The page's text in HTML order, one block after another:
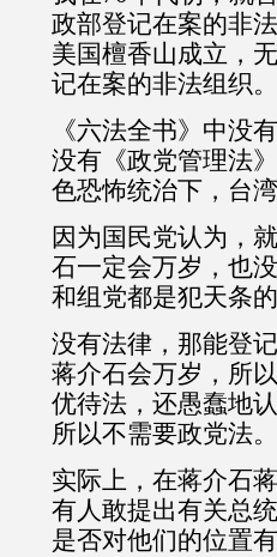
政部登记在案的非
美国檀香山成立，
记在案的非法组织。
《六法全书》中没
没有《政党管理法
色恐怖统治下，台
因为国民党认为，
石一定会万岁，也
和组党都是犯天条的
没有法律，那能登
蒋介石会万岁，所
优待法，还愚蠢地
所以不需要政党法。
实际上，在蒋介石
有人敢提出有关总
是否对他们的位置有